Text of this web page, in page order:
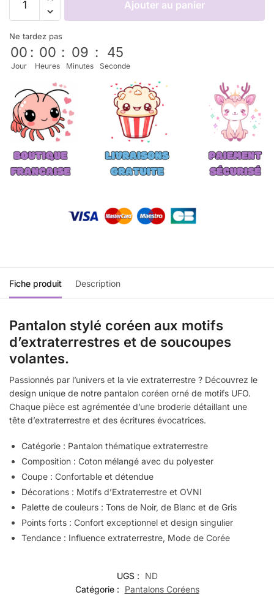
Ajouter au panier
Ne tardez pas
00
Jour
: 00
Heures
: 09
Minutes
: 45
Seconde
Fiche produit Description
Pantalon stylé coréen aux motifs
d’extraterrestres et de soucoupes
volantes.
Passionnés par l’univers et la vie extraterrestre ? Découvrez le
design unique de notre pantalon coréen orné de motifs UFO.
Chaque pièce est agrémentée d’une broderie détaillant une
tête d’extraterrestre et des écritures évocatrices.
Catégorie : Pantalon thématique extraterrestre
Composition : Coton mélangé avec du polyester
Coupe : Confortable et détendue
Décorations : Motifs d’Extraterrestre et OVNI
Palette de couleurs : Tons de Noir, de Blanc et de Gris
Points forts : Confort exceptionnel et design singulier
Tendance : Influence extraterrestre, Mode de Corée
UGS :
ND
Catégorie :
Pantalons Coréens